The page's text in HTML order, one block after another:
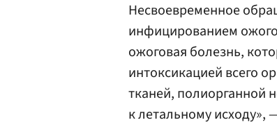
Несвоевременное
инфицированием
ожоговая болезнь,
интоксикацией всего
тканей, полиорганной
к летальному